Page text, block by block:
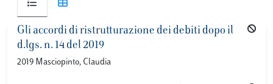
Gli accordi di ristrutturazione dei debiti dopo il
d.lgs. n. 14 del 2019
2019 Masciopinto, Claudia